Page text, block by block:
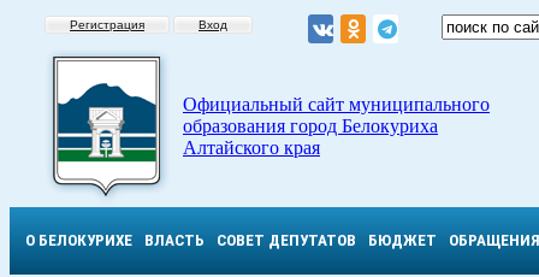
Регистрация Вход
Официальный сайт муниципального
образования город Белокуриха
Алтайского края
О БЕЛОКУРИХЕ ВЛАСТЬ СОВЕТ ДЕПУТАТОВ БЮДЖЕТ ОБРАЩЕНИЯ